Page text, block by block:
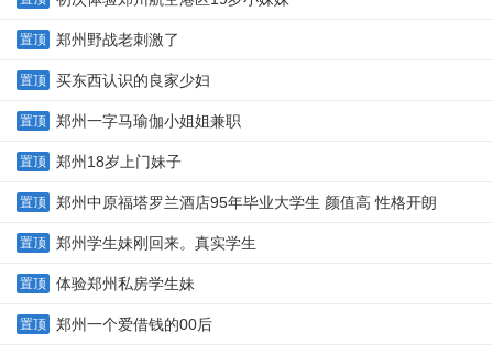
置顶 郑州野战老刺激了
置顶 买东西认识的良家少妇
置顶 郑州一字马瑜伽小姐姐兼职
置顶 郑州18岁上门妹子
置顶 郑州中原福塔罗兰酒店95年毕业大学生 颜值高 性格开朗
置顶 郑州学生妹刚回来。真实学生
置顶 体验郑州私房学生妹
置顶 郑州一个爱借钱的00后